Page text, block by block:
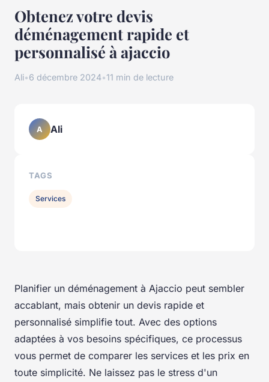
Obtenez votre devis
déménagement rapide et
personnalisé à ajaccio
Ali•6 décembre 2024•11 min de lecture
Planifier un déménagement à Ajaccio peut sembler
accablant, mais obtenir un devis rapide et
personnalisé simplifie tout. Avec des options
adaptées à vos besoins spécifiques, ce processus
vous permet de comparer les services et les prix en
toute simplicité. Ne laissez pas le stress d'un
A Ali
TAGS
Services